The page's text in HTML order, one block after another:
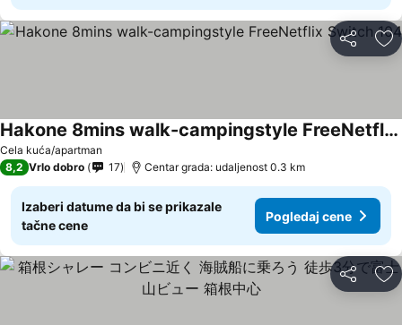
Deli
Cela kuća/apartman
Hakone 8mins walk-campingstyle FreeNetflix Switch 104
Pogledaj cene
8,2 Vrlo dobro 17 Centar grada: udaljenost 0.3 km
Izaberi datume da bi se prikazale
tačne cene
Pogledaj cene
Deli